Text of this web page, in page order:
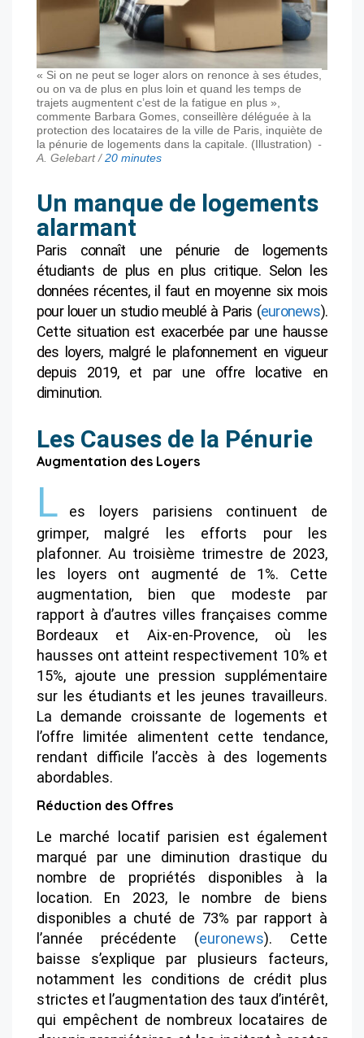
« Si on ne peut se loger alors on renonce à ses études,
ou on va de plus en plus loin et quand les temps de
trajets augmentent c’est de la fatigue en plus »,
commente Barbara Gomes, conseillère déléguée à la
protection des locataires de la ville de Paris, inquiète de
la pénurie de logements dans la capitale. (Illustration) -
A. Gelebart /20 minutes
Un manque de logements
alarmant
Paris connaît une pénurie de logements
étudiants de plus en plus critique. Selon les
données récentes, il faut en moyenne six mois
pour louer un studio meublé à Paris​ (euronews)​.
Cette situation est exacerbée par une hausse
des loyers, malgré le plafonnement en vigueur
depuis 2019, et par une offre locative en
diminution.
Les Causes de la Pénurie
Augmentation des Loyers
L
es loyers parisiens continuent de
grimper, malgré les efforts pour les
plafonner. Au troisième trimestre de 2023,
les loyers ont augmenté de 1%​​. Cette
augmentation, bien que modeste par
rapport à d’autres villes françaises comme
Bordeaux et Aix-en-Provence, où les
hausses ont atteint respectivement 10% et
15%, ajoute une pression supplémentaire
sur les étudiants et les jeunes travailleurs​​.
La demande croissante de logements et
l’offre limitée alimentent cette tendance,
rendant difficile l’accès à des logements
abordables.
Réduction des Offres
Le marché locatif parisien est également
marqué par une diminution drastique du
nombre de propriétés disponibles à la
location. En 2023, le nombre de biens
disponibles a chuté de 73% par rapport à
l’année précédente​ (euronews)​. Cette
baisse s’explique par plusieurs facteurs,
notamment les conditions de crédit plus
strictes et l’augmentation des taux d’intérêt,
qui empêchent de nombreux locataires de